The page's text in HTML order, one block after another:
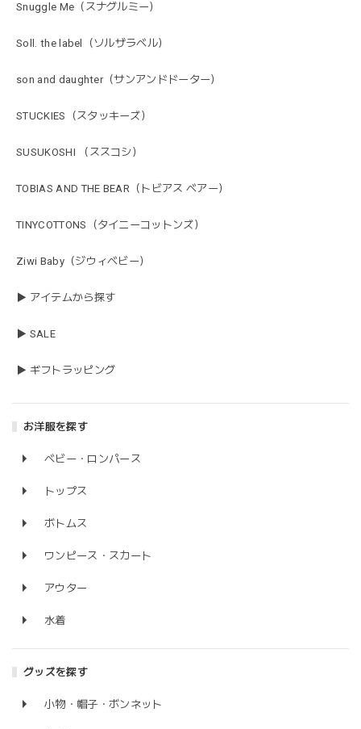
Snuggle Me（スナグルミー）
Soll. the label（ソルザラベル）
son and daughter（サンアンドドーター）
STUCKIES（スタッキーズ）
SUSUKOSHI （ススコシ）
TOBIAS AND THE BEAR（トビアス ベアー）
TINYCOTTONS（タイニーコットンズ）
Ziwi Baby（ジウィベビー）
▶ アイテムから探す
▶ SALE
▶ ギフトラッピング
お洋服を探す
ベビー・ロンパース
トップス
ボトムス
ワンピース・スカート
アウター
水着
グッズを探す
小物・帽子・ボンネット